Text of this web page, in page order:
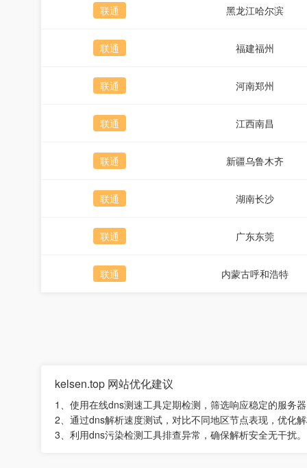
联通 黑龙江哈尔滨
联通 福建福州
联通 河南郑州
联通 江西南昌
联通 新疆乌鲁木齐
联通 湖南长沙
联通 广东东莞
联通 内蒙古呼和浩特
kelsen.top 网站优化建议
1、使用在线dns测速工具定期检测，筛选响应稳定的服务
2、通过dns解析速度测试，对比不同地区节点表现，优化
3、利用dns污染检测工具排查异常，确保解析安全无干扰。